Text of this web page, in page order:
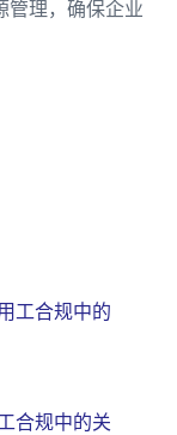
管理，确保企业
工合规中的
合规中的关